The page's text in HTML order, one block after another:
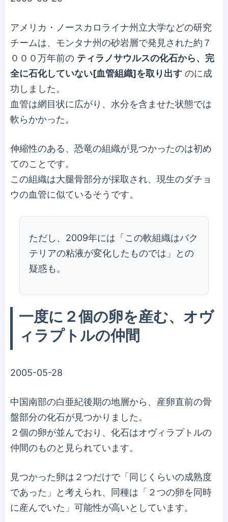
アメリカ・ノースカロライナ州立大学などの研究
チームは、モンタナ州の砂岩層で発見された約７
０００万年前の ティラノサウルスの化石から、完
全に石化していない[血管組織]を取り出す のに成
功しました。
血管は網目状に広がり、水分を含ませた状態では
軟らかかった。
伸縮性のある、恐竜の組織が見つかったのは初め
てのことです。
この組織は大腿骨部分が採取され、現生のダチョ
ウの血管に似ているそうです。
ただし、2009年には「この軟組織はバク
テリアの粘液が変化したものでは」との
疑惑も。
一度に２個の卵を産む、オヴ
ィラプトルの仲間
2005-05-28
中国南部の白亜紀後期の地層から、産卵直前の骨
盤部分の化石が見つかりました。
２個の卵が並んでおり、化石はオヴィラプトルの
仲間のものと見られています。
見つかった卵は２つだけで「同じくらいの成熟度
であった」と考えられ、同種は「２つの卵を同時
に産んでいた」可能性が高いとしています。